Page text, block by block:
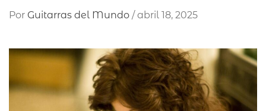
Por Guitarras del Mundo / abril 18, 2025